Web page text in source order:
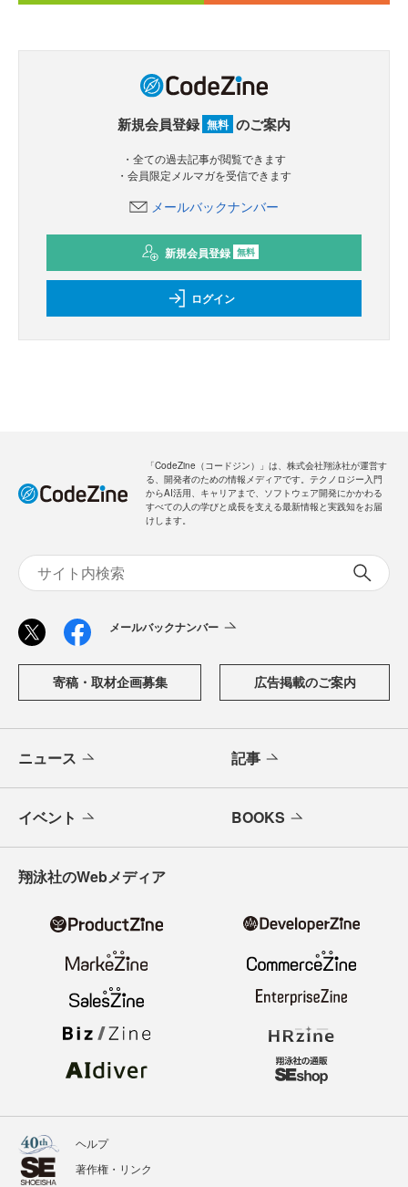
新規会員登録 無料 のご案内
・全ての過去記事が閲覧できます
・会員限定メルマガを受信できます
メールバックナンバー
新規会員登録 無料
ログイン
「CodeZine（コードジン）」は、株式会社翔泳社が運営す
る、開発者のための情報メディアです。テクノロジー入門
からAI活用、キャリアまで、ソフトウェア開発にかかわる
すべての人の学びと成長を支える最新情報と実践知をお届
けします。
メールバックナンバー
寄稿・取材企画募集 広告掲載のご案内
ニュース 記事
イベント BOOKS
翔泳社のWebメディア
ヘルプ
著作権・リンク